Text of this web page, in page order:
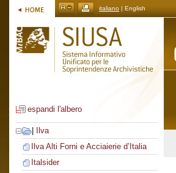
italiano | English
espandi l'albero
Ilva
Ilva Alti Forni e Acciaierie d’Italia
Italsider